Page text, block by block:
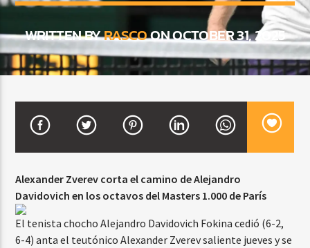
CURRENT SHOW
BALADAS Y VALLENATO
Beone Radio
WRITTEN BYRASCOON OCTOBER 31, 2025
Alexander Zverev corta el camino de Alejandro
Davidovich en los octavos del Masters 1.000 de París
El tenista chocho Alejandro Davidovich Fokina cedió (6-2,
6-4) anta el teutónico Alexander Zverev saliente jueves y se